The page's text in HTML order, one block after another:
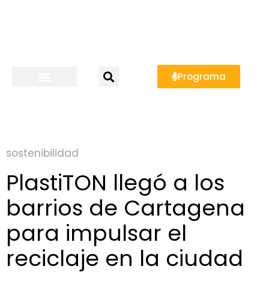
Programa
sostenibilidad
PlastiTON llegó a los
barrios de Cartagena
para impulsar el
reciclaje en la ciudad